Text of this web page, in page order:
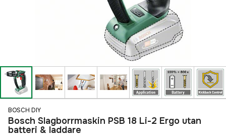
BOSCH DIY
Bosch Slagborrmaskin PSB 18 Li-2 Ergo utan
batteri & laddare